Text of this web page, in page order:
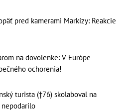
pred kamerami Markízy: Reakcie
na dovolenke: V Európe
ochorenia!
turista (†76) skolaboval na